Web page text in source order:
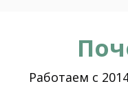
Работаем с